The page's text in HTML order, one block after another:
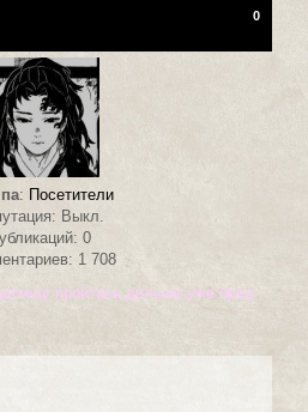
0
: Посетители
Выкл.
0
1 708
пройтись,дальше уже бред